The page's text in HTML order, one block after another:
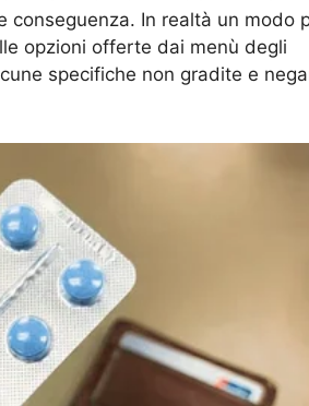
In realtà un modo
opzioni offerte dai menù degli
specifiche non gradite e